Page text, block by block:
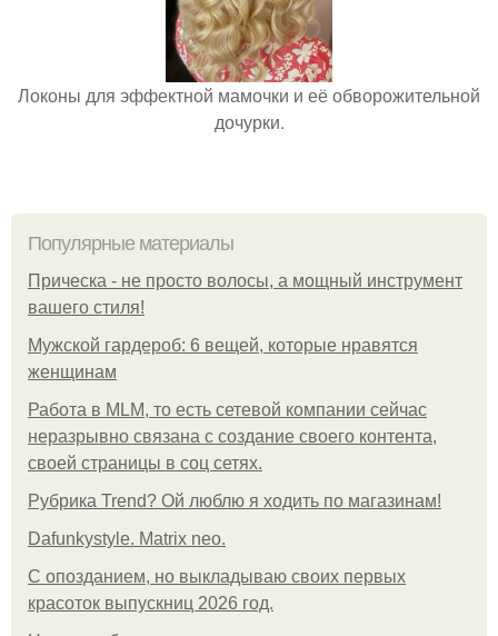
Локоны для эффектной мамочки и её обворожительной
дочурки.
Популярные материалы
Прическа - не просто волосы, а мощный инструмент
вашего стиля!
Мужской гардероб: 6 вещей, которые нравятся
женщинам
Работа в MLM, то есть сетевой компании сейчас
неразрывно связана с создание своего контента,
своей страницы в соц сетях.
Рубрика Trend? Ой люблю я ходить по магазинам!
Dafunkystyle. Matrix neo.
С опозданием, но выкладываю своих первых
красоток выпускниц 2026 год.